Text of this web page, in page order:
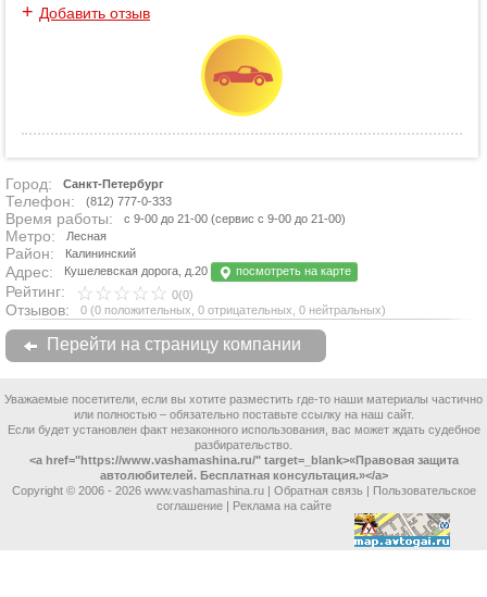
+ Добавить отзыв
Город: Санкт-Петербург
Телефон: (812) 777-0-333
Время работы: с 9-00 до 21-00 (сервис с 9-00 до 21-00)
Метро: Лесная
Район: Калининский
Адрес: Кушелевская дорога, д.20 посмотреть на карте
Рейтинг: 0(0)
Отзывов: 0 (0 положительных 0 отрицательных 0 нейтральных)
Перейти на страницу компании
Уважаемые посетители, если вы хотите разместить где-то наши материалы частично
или полностью – обязательно поставьте ссылку на наш сайт.
Если будет установлен факт незаконного использования, вас может ждать судебное
разбирательство.
<a href="https://www.vashamashina.ru/" target=_blank>«Правовая защита
автолюбителей. Бесплатная консультация.»</a>
Copyright © 2006 - 2026 www.vashamashina.ru | Обратная связь | Пользовательское
соглашение| Реклама на сайте